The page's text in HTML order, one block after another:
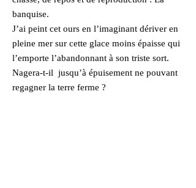
banquise.
J’ai peint cet ours en l’imaginant dériver en
pleine mer sur cette glace moins épaisse qui
l’emporte l’abandonnant à son triste sort.
Nagera-t-il jusqu’à épuisement ne pouvant
regagner la terre ferme ?